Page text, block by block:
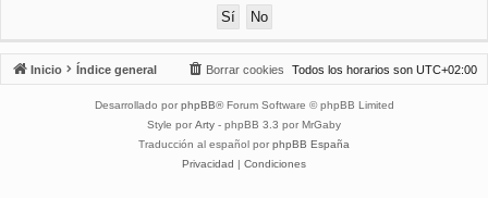
Inicio Índice general Todos los horarios son UTC+02:00
Borrar cookies
Desarrollado por phpBB® Forum Software © phpBB Limited
Style por Arty - phpBB 3.3 por MrGaby
Traducción al español por phpBB España
Privacidad | Condiciones